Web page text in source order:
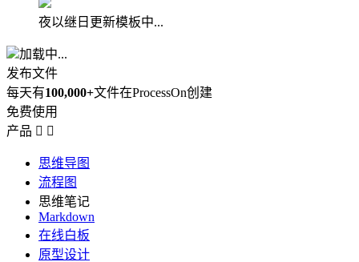
夜以继日更新模板中...
加载中...
发布文件
每天有100,000+文件在ProcessOn创建
免费使用
产品  
思维导图
流程图
思维笔记
Markdown
在线白板
原型设计